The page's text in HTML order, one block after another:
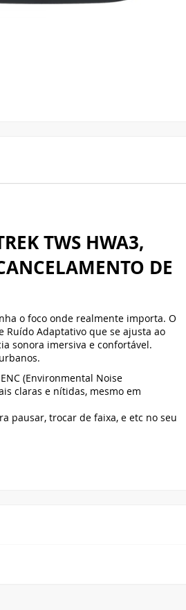
TWS HWA3,
DE
o foco onde realmente importa. O
Ruído Adaptativo que se ajusta ao
sonora imersiva e confortável.
(Environmental Noise
claras e nítidas, mesmo em
pausar, trocar de faixa, e etc no seu